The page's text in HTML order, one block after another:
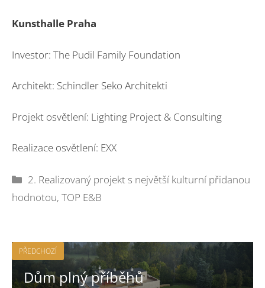
Kunsthalle Praha
Investor: The Pudil Family Foundation
Architekt: Schindler Seko Architekti
Projekt osvětlení: Lighting Project & Consulting
Realizace osvětlení: EXX
Rubriky
2. Realizovaný projekt s největší kulturní přidanou
hodnotou, TOP E&B
PŘEDCHOZÍ
Dům plný příběhů